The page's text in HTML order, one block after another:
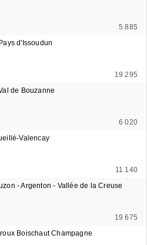
5 885
d'Issoudun
19 295
de Bouzanne
6 020
Valencay
11 140
- Argenton - Vallée de la Creuse
19 675
Boischaut Champagne